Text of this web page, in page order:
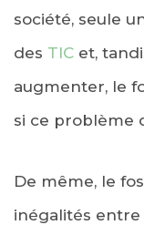
société, seule
des TIC et,
augmenter, le
si ce problème
De même, le
inégalités